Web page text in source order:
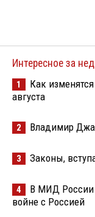
Интересное за
1
Как
августа
2 Владимир
3 Законы,
4
В МИД России
войне с Россией